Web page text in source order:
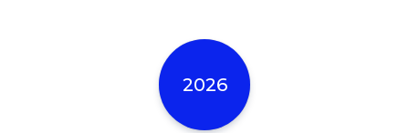
2026